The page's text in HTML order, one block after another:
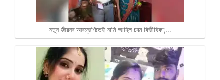
নতুন জীৱনৰ আৰম্ভণিতেই নামি আহিল চৰম বিভীষিকা;…